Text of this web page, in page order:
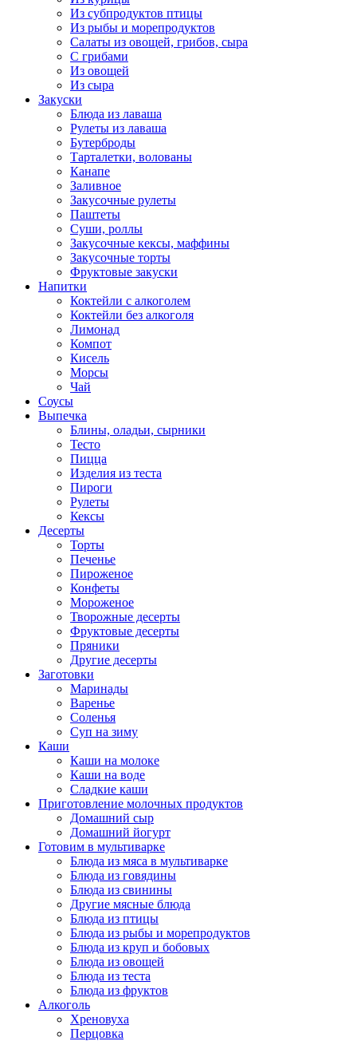
Из субпродуктов птицы
Из рыбы и морепродуктов
Салаты из овощей, грибов, сыра
С грибами
Из овощей
Из сыра
Закуски
Блюда из лаваша
Рулеты из лаваша
Бутерброды
Тарталетки, волованы
Канапе
Заливное
Закусочные рулеты
Паштеты
Суши, роллы
Закусочные кексы, маффины
Закусочные торты
Фруктовые закуски
Напитки
Коктейли с алкоголем
Коктейли без алкоголя
Лимонад
Компот
Кисель
Морсы
Чай
Соусы
Выпечка
Блины, оладьи, сырники
Тесто
Пицца
Изделия из теста
Пироги
Рулеты
Кексы
Десерты
Торты
Печенье
Пироженое
Конфеты
Мороженое
Творожные десерты
Фруктовые десерты
Пряники
Другие десерты
Заготовки
Маринады
Варенье
Соленья
Суп на зиму
Каши
Каши на молоке
Каши на воде
Сладкие каши
Приготовление молочных продуктов
Домашний сыр
Домашний йогурт
Готовим в мультиварке
Блюда из мяса в мультиварке
Блюда из говядины
Блюда из свинины
Другие мясные блюда
Блюда из птицы
Блюда из рыбы и морепродуктов
Блюда из круп и бобовых
Блюда из овощей
Блюда из теста
Блюда из фруктов
Алкоголь
Хреновуха
Перцовка